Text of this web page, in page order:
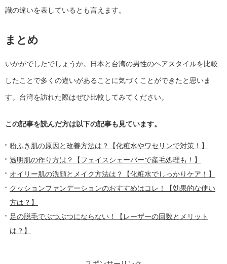
識の違いを表しているとも言えます。
まとめ
いかがでしたでしょうか。日本と台湾の男性のヘアスタイルを比較
したことで多くの違いがあることに気づくことができたと思いま
す。台湾を訪れた際はぜひ比較してみてください。
この記事を読んだ方は以下の記事も見ています。
粉ふき肌の原因と改善方法は？【化粧水やワセリンで対策！】
透明肌の作り方は？【フェイスシェーバーで産毛処理も！】
オイリー肌の洗顔とメイク方法は？【化粧水でしっかりケア！】
クッションファンデーションのおすすめはコレ！【効果的な使い
方は？】
足の脱毛でぶつぶつにならない！【レーザーの回数とメリット
は？】